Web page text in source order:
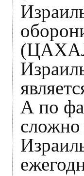
А по